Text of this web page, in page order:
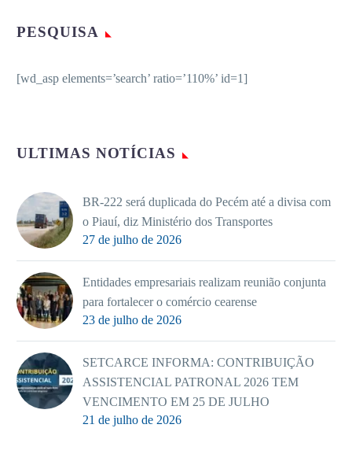
PESQUISA
[wd_asp elements=’search’ ratio=’110%’ id=1]
ULTIMAS NOTÍCIAS
BR-222 será duplicada do Pecém até a divisa com
o Piauí, diz Ministério dos Transportes
27 de julho de 2026
Entidades empresariais realizam reunião conjunta
para fortalecer o comércio cearense
23 de julho de 2026
SETCARCE INFORMA: CONTRIBUIÇÃO
ASSISTENCIAL PATRONAL 2026 TEM
VENCIMENTO EM 25 DE JULHO
21 de julho de 2026